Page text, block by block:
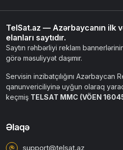
TelSat.az — Azərbaycanın ilk
elanları saytıdır.
Saytın rəhbərliyi reklam
görə məsuliyyət daşımır.
Servisin inzibatçılığını Azərbaycan
qanunvericiliyinə uyğun olaraq
keçmiş TELSAT MMC (VÖEN
Əlaqə
support@telsat.az